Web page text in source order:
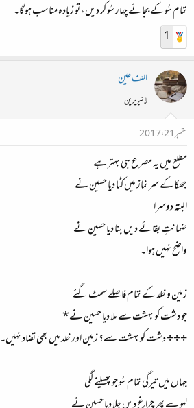
تمام سُو کے بجائے چہار سُو کر دیں، تو زیادہ مناسب ہو گا۔
1
الف عین
لائبریرین
ستمبر 21، 2017
مطلع میں یہ مصرع ہی بہتر ہے
جھکا کے سر نماز میں کٹا دیا حسین نے
البتہ دوسرا
ضمانتِ بقائے دیں بنا دیا حسین نے
واضح نہیں ہوا۔
زمین و خلد کے تمام فاصلے سمٹ گئے
جو دشت کو بہشت سے ملا دیا حسین نے*
÷÷÷ دشت کو بہشت سے؟ زمین اور خلد میں بھی تضاد نہیں۔
جہاں میں تیرگی تمام سُو جو پھیلنے لگی